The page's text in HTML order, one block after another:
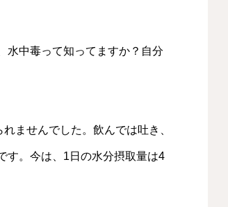
水中毒って知ってますか？自分
ませんでした。飲んでは吐き、
す。今は、1日の水分摂取量は4